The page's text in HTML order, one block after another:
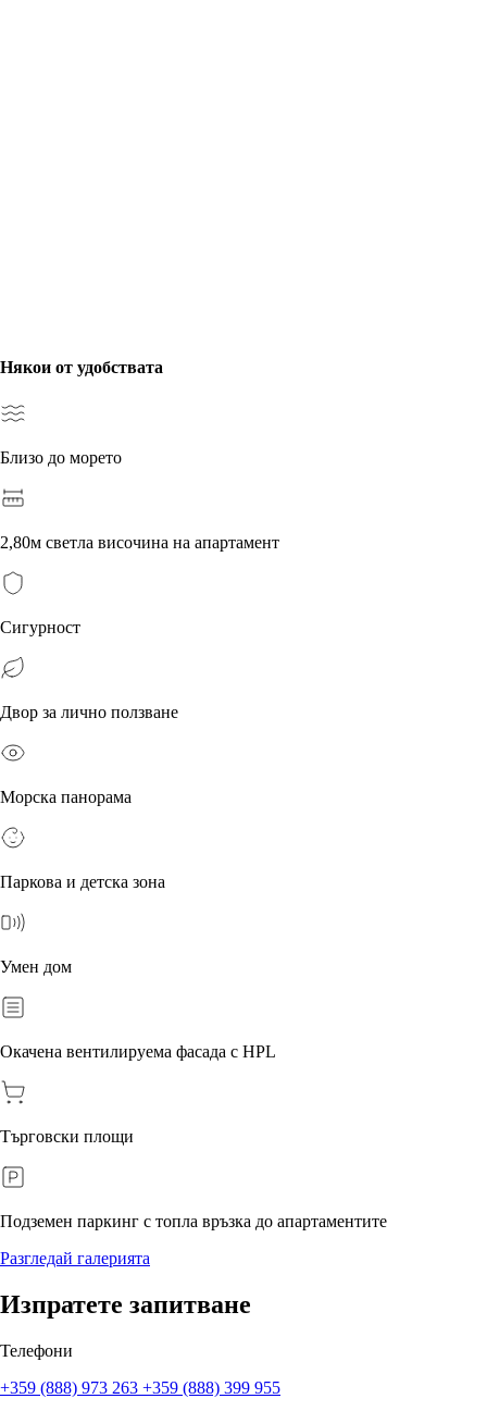
Някои от удобствата
Близо до морето
2,80м светла височина на апартамент
Сигурност
Двор за лично ползване
Морска панорама
Паркова и детска зона
Умен дом
Окачена вентилируема фасада с HPL
Търговски площи
Подземен паркинг с топла връзка до апартаментите
Разгледай галерията
Изпратете запитване
Телефони
+359 (888) 973 263 +359 (888) 399 955